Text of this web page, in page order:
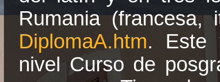
Rumania (francesa,
DiplomaA.htm. Este
nivel Curso de